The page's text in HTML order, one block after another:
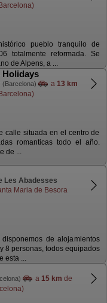
pueblo tranquilo de
totalmente reformada. Se
de Alpens, a ...
Holidays
(Barcelona) a 13 km
calle situada en el centro de
romanticas todo el año.
de ...
Les Abadesses
Maria de Besora
de alojamientos
8 personas, todos equipados
esta ...
a 15 km de